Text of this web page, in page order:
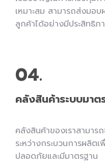
เหมาะสม สามารถส่งมอ
ลูกค้าได้อย่างมีประสิทธิภ
04.
คลังสินค้าระบบมาต
คลังสินค้าของเราสามาร
ระหว่างกระบวนการผลิ
ปลอดภัยและมีมาตรฐาน